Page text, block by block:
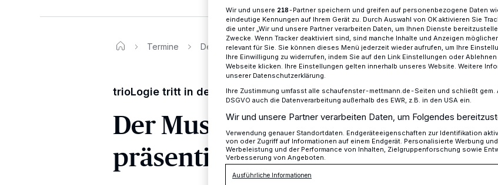
Termine Der Musikschulleiter präsentiert sein Ensemble
trioLogie tritt in der Kulturvilla auf
Der Musikschulleiter
präsentiert sein Ensemble
Wir und unsere 218-Partner speichern und greifen auf personenbezogene Daten
eindeutige Kennungen auf Ihrem Gerät zu. Durch Auswahl von OK aktivieren Sie
die unter „Wir und unsere Partner verarbeiten Daten, um Ihnen Dienste
Zwecke. Wenn Tracker deaktiviert sind, sind manche Inhalte und Anzeigen
relevant für Sie. Sie können dieses Menü jederzeit wieder aufrufen, um Ihre
Ihre Einwilligung zu widerrufen, indem Sie auf den Link Einstellungen oder Ablehnen
Webseite klicken. Ihre Einstellungen gelten innerhalb unseres Website. Weitere
unserer Datenschutzerklärung.
Ihre Zustimmung umfasst alle schaufenster-mettmann.de-Seiten und schließt gem.
DSGVO auch die Datenverarbeitung außerhalb des EWR, z.B. in den USA ein.
Wir und unsere Partner verarbeiten Daten, um Folgendes
Verwendung genauer Standortdaten. Endgeräteeigenschaften zur Identifikation
von oder Zugriff auf Informationen auf einem Endgerät. Personalisierte Werbung
Werbeleistung und der Performance von Inhalten, Zielgruppenforschung sowie
Verbesserung von Angeboten.
Ausführliche Informationen